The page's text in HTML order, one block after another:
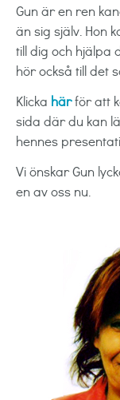
Gun är en ren
än sig själv. Hon
till dig och hjälpa
hör också till det
Klicka härför att
sida där du kan
hennes
Vi önskar Gun
en av oss nu.